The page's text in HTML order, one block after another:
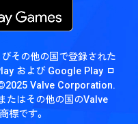
その他の国で登録された
および Google Play ロ
Valve Corporation.
たはその他の国のValve
標です。